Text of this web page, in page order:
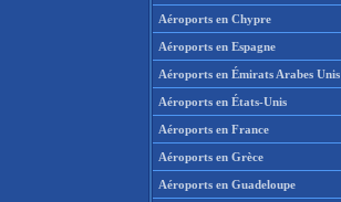
Aéroports en Chypre
Aéroports en Espagne
Aéroports en Émirats Arabes Unis
Aéroports en États-Unis
Aéroports en France
Aéroports en Grèce
Aéroports en Guadeloupe